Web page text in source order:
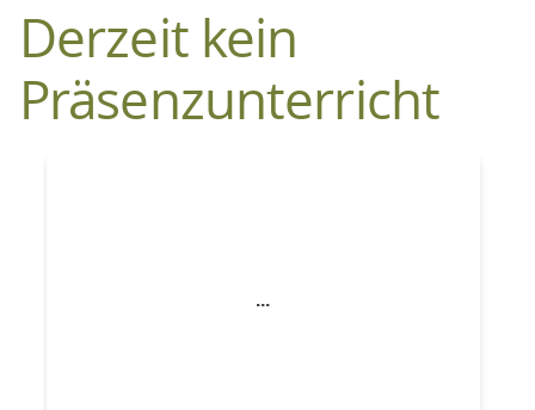
Derzeit kein
Präsenzunterricht